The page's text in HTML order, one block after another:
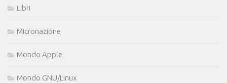
Libri
Micronazione
Mondo Apple
Mondo GNU/Linux